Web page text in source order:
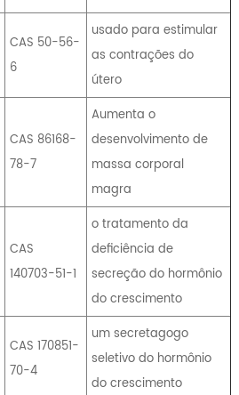
CAS 50-56-
6
usado para estimular
as contrações do
útero
CAS 86168-
78-7
Aumenta o
desenvolvimento de
massa corporal
magra
CAS
140703-51-1
o tratamento da
deficiência de
secreção do hormônio
do crescimento
CAS 170851-
70-4
um secretagogo
seletivo do hormônio
do crescimento